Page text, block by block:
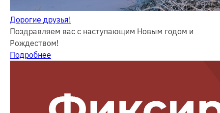
Дорогие друзья!
Поздравляем вас с наступающим Новым годом и
Рождеством!
Подробнее